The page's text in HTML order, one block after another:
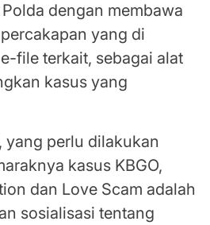
dengan membawa
yang di
file terkait, sebagai alat
kasus yang
yang perlu dilakukan
kasus KBGO,
dan Love Scam adalah
sosialisasi tentang